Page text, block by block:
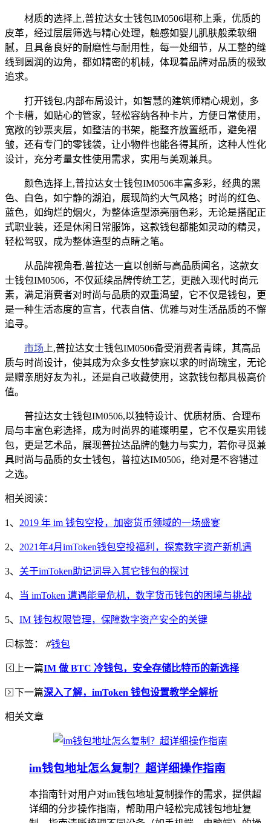
材质的选择上,普拉达女士钱包IM0506堪称上乘，优质的
皮革，经过层层筛选与精心处理，触感如婴儿肌肤般柔软细
腻，且具备良好的耐磨性与耐用性，每一处细节，从工整的缝
线到圆润的边角，都如精密的机械，体现着品牌对品质的极致
追求。
打开钱包,内部布局设计，如智慧的建筑师精心规划，多
个卡槽，如贴心的管家，轻松容纳各种卡片，方便日常使用，
宽敞的钞票夹层，如整洁的书架，能整齐放置纸币，避免褶
皱，还有专门的零钱袋，让小物件也能各得其所，这种人性化
设计，充分考量女性使用需求，实用与美观兼具。
颜色选择上,普拉达女士钱包IM0506丰富多彩，经典的黑
色、白色，如宁静的湖泊，展现简约大气风格；时尚的红色、
蓝色，如绚烂的烟火，为整体造型添亮丽色彩，无论是搭配正
式职业装，还是休闲日常服饰，这款钱包都能如灵动的精灵，
轻松驾驭，成为整体造型的点睛之笔。
从品牌视角看,普拉达一直以创新与高品质闻名，这款女
士钱包IM0506，不仅延续品牌传统工艺，更融入现代时尚元
素，满足消费者对时尚与品质的双重渴望，它不仅是钱包，更
是一种生活态度的宣言，代表自信、优雅与对生活品质的不懈
追寻。
市场 上,普拉达女士钱包IM0506备受消费者青睐，其高品
质与时尚设计，使其成为众多女性梦寐以求的时尚瑰宝，无论
是赠亲朋好友为礼，还是自己收藏使用，这款钱包都具极高价
值。
普拉达女士钱包IM0506,以独特设计、优质材质、合理布
局与丰富色彩选择，成为时尚界的璀璨明星，它不仅是实用钱
包，更是艺术品，展现普拉达品牌的魅力与实力，若你寻觅兼
具时尚与品质的女士钱包，普拉达IM0506，绝对是不容错过
之选。
相关阅读：
1、 2019 年 im 钱包空投，加密货币领域的一场盛宴
2、 2021年4月imToken钱包空投福利，探索数字资产新机遇
3、 关于imToken助记词导入其它钱包的探讨
4、 当 imToken 遭遇能量危机，数字货币钱包的困境与挑战
5、 IM 钱包权限管理，保障数字资产安全的关键
标签： #钱包
上一篇IM 做 BTC 冷钱包，安全存储比特币的新选择
下一篇深入了解，imToken 钱包设置教学全解析
相关文章
im钱包地址怎么复制？超详细操作指南
本指南针对用户对im钱包地址复制操作的需求，提供超
详细的分步操作指南，帮助用户轻松完成钱包地址复